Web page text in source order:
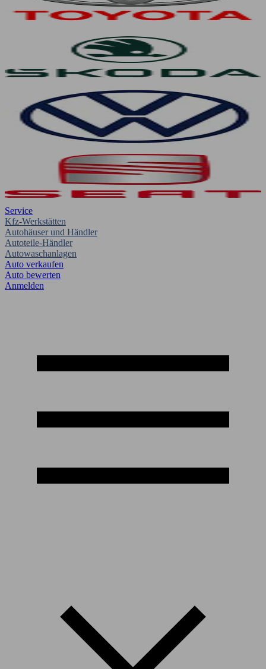
Service
Kfz-Werkstätten
Autohäuser und Händler
Autoteile-Händler
Autowaschanlagen
Auto verkaufen
Auto bewerten
Anmelden